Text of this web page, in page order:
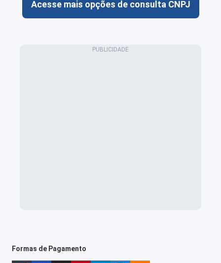
Acesse mais opções de consulta CNPJ
Formas de Pagamento